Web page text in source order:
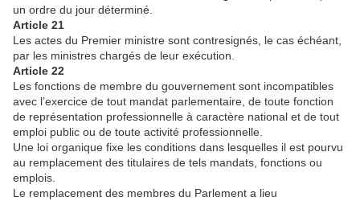
un ordre du jour déterminé.
Article 21
Les actes du Premier ministre sont contresignés, le cas échéant,
par les ministres chargés de leur exécution.
Article 22
Les fonctions de membre du gouvernement sont incompatibles
avec l’exercice de tout mandat parlementaire, de toute fonction
de représentation professionnelle à caractère national et de tout
emploi public ou de toute activité professionnelle.
Une loi organique fixe les conditions dans lesquelles il est pourvu
au remplacement des titulaires de tels mandats, fonctions ou
emplois.
Le remplacement des membres du Parlement a lieu